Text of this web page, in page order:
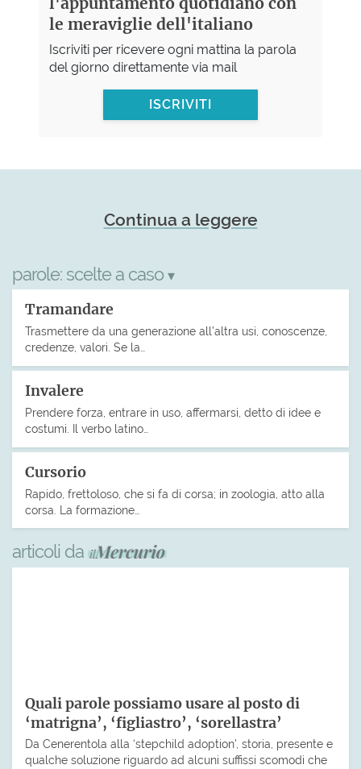
le meraviglie dell'italiano
Iscriviti per ricevere ogni mattina la parola
del giorno direttamente via mail
ISCRIVITI
Continua a leggere
parole: scelte a caso ▾
Tramandare
Trasmettere da una generazione all’altra usi, conoscenze,
credenze, valori. Se la…
Invalere
Prendere forza, entrare in uso, affermarsi, detto di idee e
costumi. Il verbo latino…
Cursorio
Rapido, frettoloso, che si fa di corsa; in zoologia, atto alla
corsa. La formazione…
articoli da
Quali parole possiamo usare al posto di
‘matrigna’, ‘figliastro’, ‘sorellastra’
Da Cenerentola alla ‘stepchild adoption’, storia, presente e
qualche soluzione riguardo ad alcuni suffissi scomodi che